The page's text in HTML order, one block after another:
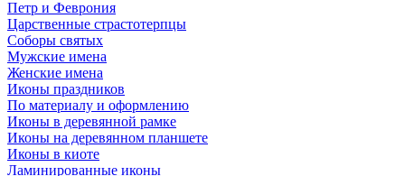
Петр и Феврония
Царственные страстотерпцы
Соборы святых
Мужские имена
Женские имена
Иконы праздников
По материалу и оформлению
Иконы в деревянной рамке
Иконы на деревянном планшете
Иконы в киоте
Ламинированные иконы